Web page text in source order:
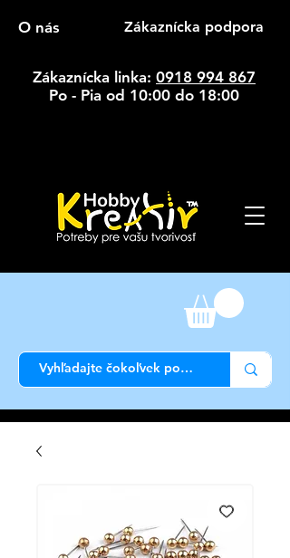
O nás Zákaznícka podpora
Zákaznícka linka: 0918 994 867
Po - Pia od 10:00 do 18:00